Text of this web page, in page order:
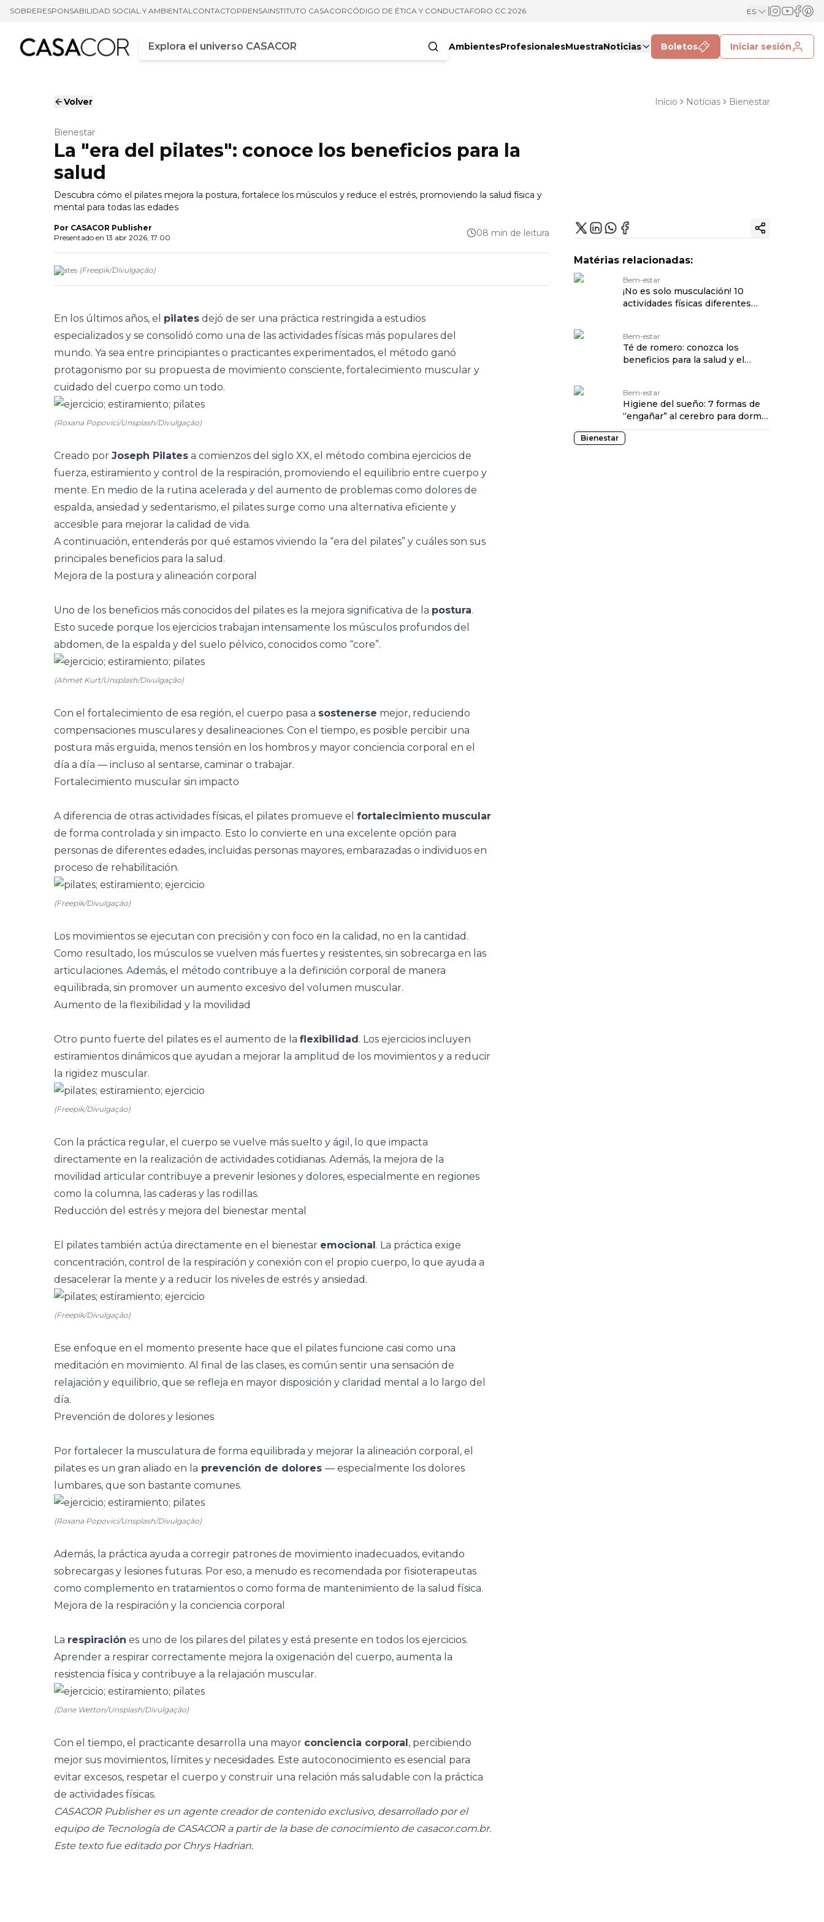
SOBRERESPONSABILIDAD SOCIAL Y AMBIENTALCONTACTOPRENSAINSTITUTO CASACORCÓDIGO DE ÉTICA Y CONDUCTAFORO CC 2026 ES
Campo de busca
Ingrese al menos tres caracteres
AmbientesProfesionalesMuestraNoticias Boletos Iniciar sesión
Volver Início Notícias Bienestar
Bienestar
La "era del pilates": conoce los beneficios para la
salud
Descubra cómo el pilates mejora la postura, fortalece los músculos y reduce el estrés, promoviendo la salud física y
mental para todas las edades
Por CASACOR Publisher
Presentado en 13 abr 2026, 17:00 08 min de leitura
Pilates (Freepik/Divulgação)
En los últimos años, el pilates dejó de ser una práctica restringida a estudios
especializados y se consolidó como una de las actividades físicas más populares del
mundo. Ya sea entre principiantes o practicantes experimentados, el método ganó
protagonismo por su propuesta de movimiento consciente, fortalecimiento muscular y
cuidado del cuerpo como un todo.
(Roxana Popovici/Unsplash/Divulgação)
Creado por Joseph Pilates a comienzos del siglo XX, el método combina ejercicios de
fuerza, estiramiento y control de la respiración, promoviendo el equilibrio entre cuerpo y
mente. En medio de la rutina acelerada y del aumento de problemas como dolores de
espalda, ansiedad y sedentarismo, el pilates surge como una alternativa eficiente y
accesible para mejorar la calidad de vida.
A continuación, entenderás por qué estamos viviendo la “era del pilates” y cuáles son sus
principales beneficios para la salud.
Mejora de la postura y alineación corporal
Uno de los beneficios más conocidos del pilates es la mejora significativa de la postura.
Esto sucede porque los ejercicios trabajan intensamente los músculos profundos del
abdomen, de la espalda y del suelo pélvico, conocidos como “core”.
(Ahmet Kurt/Unsplash/Divulgação)
Con el fortalecimiento de esa región, el cuerpo pasa a sostenerse mejor, reduciendo
compensaciones musculares y desalineaciones. Con el tiempo, es posible percibir una
postura más erguida, menos tensión en los hombros y mayor conciencia corporal en el
día a día — incluso al sentarse, caminar o trabajar.
Fortalecimiento muscular sin impacto
A diferencia de otras actividades físicas, el pilates promueve el fortalecimiento muscular
de forma controlada y sin impacto. Esto lo convierte en una excelente opción para
personas de diferentes edades, incluidas personas mayores, embarazadas o individuos en
proceso de rehabilitación.
(Freepik/Divulgação)
Los movimientos se ejecutan con precisión y con foco en la calidad, no en la cantidad.
Como resultado, los músculos se vuelven más fuertes y resistentes, sin sobrecarga en las
articulaciones. Además, el método contribuye a la definición corporal de manera
equilibrada, sin promover un aumento excesivo del volumen muscular.
Aumento de la flexibilidad y la movilidad
Otro punto fuerte del pilates es el aumento de la flexibilidad. Los ejercicios incluyen
estiramientos dinámicos que ayudan a mejorar la amplitud de los movimientos y a reducir
la rigidez muscular.
(Freepik/Divulgação)
Con la práctica regular, el cuerpo se vuelve más suelto y ágil, lo que impacta
directamente en la realización de actividades cotidianas. Además, la mejora de la
movilidad articular contribuye a prevenir lesiones y dolores, especialmente en regiones
como la columna, las caderas y las rodillas.
Reducción del estrés y mejora del bienestar mental
El pilates también actúa directamente en el bienestar emocional. La práctica exige
concentración, control de la respiración y conexión con el propio cuerpo, lo que ayuda a
desacelerar la mente y a reducir los niveles de estrés y ansiedad.
(Freepik/Divulgação)
Ese enfoque en el momento presente hace que el pilates funcione casi como una
meditación en movimiento. Al final de las clases, es común sentir una sensación de
relajación y equilibrio, que se refleja en mayor disposición y claridad mental a lo largo del
día.
Prevención de dolores y lesiones
Por fortalecer la musculatura de forma equilibrada y mejorar la alineación corporal, el
pilates es un gran aliado en la prevención de dolores — especialmente los dolores
lumbares, que son bastante comunes.
(Roxana Popovici/Unsplash/Divulgação)
Además, la práctica ayuda a corregir patrones de movimiento inadecuados, evitando
sobrecargas y lesiones futuras. Por eso, a menudo es recomendada por fisioterapeutas
como complemento en tratamientos o como forma de mantenimiento de la salud física.
Mejora de la respiración y la conciencia corporal
La respiración es uno de los pilares del pilates y está presente en todos los ejercicios.
Aprender a respirar correctamente mejora la oxigenación del cuerpo, aumenta la
resistencia física y contribuye a la relajación muscular.
(Dane Wetton/Unsplash/Divulgação)
Con el tiempo, el practicante desarrolla una mayor conciencia corporal, percibiendo
mejor sus movimientos, límites y necesidades. Este autoconocimiento es esencial para
evitar excesos, respetar el cuerpo y construir una relación más saludable con la práctica
de actividades físicas.
CASACOR Publisher es un agente creador de contenido exclusivo, desarrollado por el
equipo de Tecnología de CASACOR a partir de la base de conocimiento de casacor.com.br.
Este texto fue editado por Chrys Hadrian.
Copiar enlace
Matérias relacionadas:
Bem-estar
¡No es solo musculación! 10
actividades físicas diferentes
Bem-estar
Té de romero: conozca los
beneficios para la salud y el
Bem-estar
Higiene del sueño: 7 formas de
“engañar” al cerebro para dormir
mejor
Bienestar